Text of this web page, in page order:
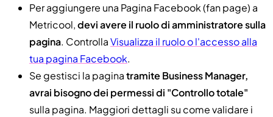
Per aggiungere una Pagina Facebook (fan page) a
Metricool,devi avere il ruolo di amministratore sulla
pagina. ControllaVisualizza il ruolo o l'accesso alla
tua pagina Facebook.
Se gestisci la paginatramite Business Manager,
avrai bisogno dei permessi di "Controllo totale"
sulla pagina. Maggiori dettagli su come validare i